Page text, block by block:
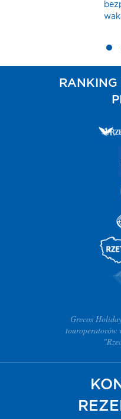
wakacji
Grecos
touroperatorów